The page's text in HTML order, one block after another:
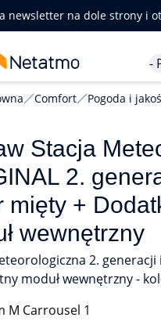
newsletter na dole strony i
-
Comfort Pogoda i
Stacja
2.
mięty +
wewnętrzny
2.
moduł wewnętrzny -